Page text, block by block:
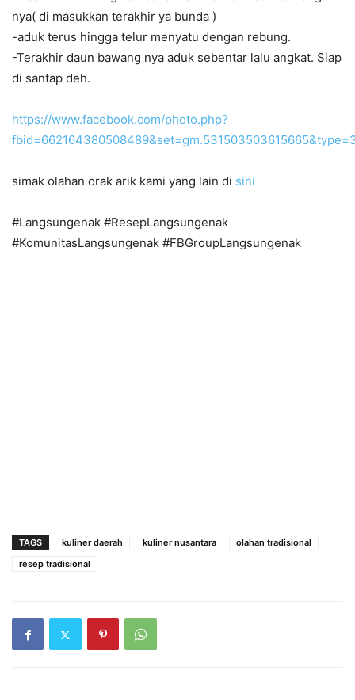
nya( di masukkan terakhir ya bunda )
-aduk terus hingga telur menyatu dengan rebung.
-Terakhir daun bawang nya aduk sebentar lalu angkat. Siap
di santap deh.
https://www.facebook.com/photo.php?
simak olahan orak arik kami yang lain di sini
#Langsungenak #ResepLangsungenak
#KomunitasLangsungenak #FBGroupLangsungenak
TAGS kuliner daerah kuliner nusantara
olahan tradisional
resep tradisional